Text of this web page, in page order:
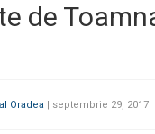
de
Oradea | septembrie 29, 2017